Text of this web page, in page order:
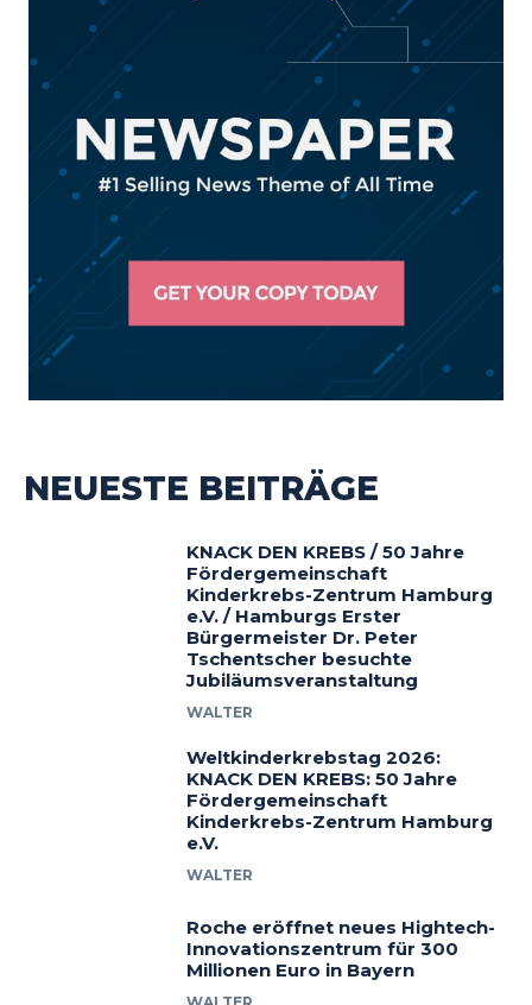
NEUESTE BEITRÄGE
KNACK DEN KREBS / 50 Jahre
Fördergemeinschaft
Kinderkrebs-Zentrum Hamburg
e.V. / Hamburgs Erster
Bürgermeister Dr. Peter
Tschentscher besuchte
Jubiläumsveranstaltung
WALTER
Weltkinderkrebstag 2026:
KNACK DEN KREBS: 50 Jahre
Fördergemeinschaft
Kinderkrebs-Zentrum Hamburg
e.V.
WALTER
Roche eröffnet neues Hightech-
Innovationszentrum für 300
Millionen Euro in Bayern